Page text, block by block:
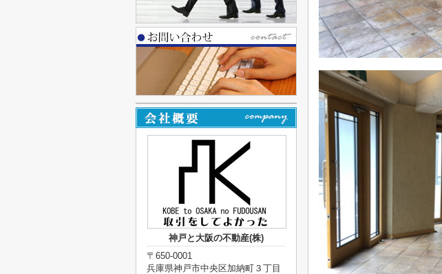
神戸と大阪の不動産(株)
〒650-0001
兵庫県神戸市中央区加納町３丁目